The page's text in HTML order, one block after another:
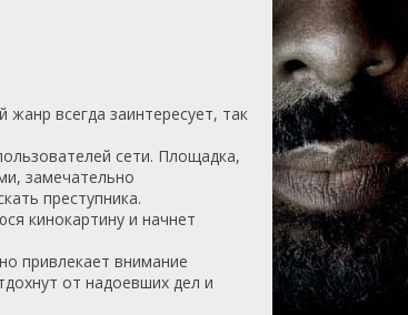
всегда заинтересует, так
сети. Площадка,
замечательно
преступника.
кинокартину и начнет
привлекает внимание
от надоевших дел и